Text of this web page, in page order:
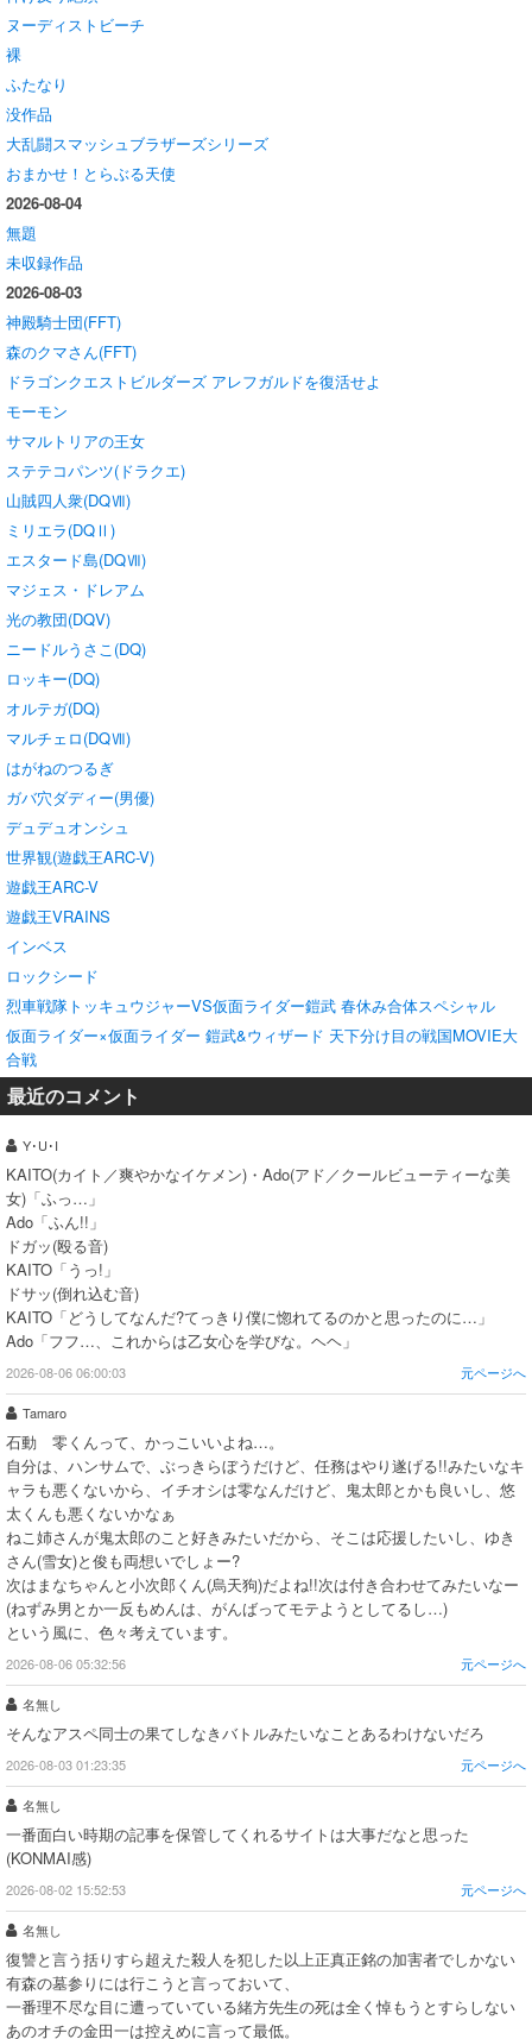
ヌーディストビーチ
裸
ふたなり
没作品
大乱闘スマッシュブラザーズシリーズ
おまかせ！とらぶる天使
2026-08-04
無題
未収録作品
2026-08-03
神殿騎士団(FFT)
森のクマさん(FFT)
ドラゴンクエストビルダーズ アレフガルドを復活せよ
モーモン
サマルトリアの王女
ステテコパンツ(ドラクエ)
山賊四人衆(DQⅦ)
ミリエラ(DQⅡ)
エスタード島(DQⅦ)
マジェス・ドレアム
光の教団(DQV)
ニードルうさこ(DQ)
ロッキー(DQ)
オルテガ(DQ)
マルチェロ(DQⅦ)
はがねのつるぎ
ガバ穴ダディー(男優)
デュデュオンシュ
世界観(遊戯王ARC-V)
遊戯王ARC-V
遊戯王VRAINS
インベス
ロックシード
烈車戦隊トッキュウジャーVS仮面ライダー鎧武 春休み合体スペシャル
仮面ライダー×仮面ライダー 鎧武&ウィザード 天下分け目の戦国MOVIE大
合戦
最近のコメント
Y･U･I
KAITO(カイト／爽やかなイケメン)・Ado(アド／クールビューティーな美
女)「ふっ…」
Ado「ふん!!」
ドガッ(殴る音)
KAITO「うっ!」
ドサッ(倒れ込む音)
KAITO「どうしてなんだ?てっきり僕に惚れてるのかと思ったのに…」
Ado「フフ…、これからは乙女心を学びな。ヘヘ」
2026-08-06 06:00:03 元ページへ
Tamaro
石動 零くんって、かっこいいよね…。
自分は、ハンサムで、ぶっきらぼうだけど、任務はやり遂げる!!みたいなキ
ャラも悪くないから、イチオシは零なんだけど、鬼太郎とかも良いし、悠
太くんも悪くないかなぁ
ねこ姉さんが鬼太郎のこと好きみたいだから、そこは応援したいし、ゆき
さん(雪女)と俊も両想いでしょー?
次はまなちゃんと小次郎くん(烏天狗)だよね!!次は付き合わせてみたいなー
(ねずみ男とか一反もめんは、がんばってモテようとしてるし…)
という風に、色々考えています。
2026-08-06 05:32:56 元ページへ
名無し
そんなアスペ同士の果てしなきバトルみたいなことあるわけないだろ
2026-08-03 01:23:35 元ページへ
名無し
一番面白い時期の記事を保管してくれるサイトは大事だなと思った
(KONMAI感)
2026-08-02 15:52:53 元ページへ
名無し
復讐と言う括りすら超えた殺人を犯した以上正真正銘の加害者でしかない
有森の墓参りには行こうと言っておいて、
一番理不尽な目に遭っていている緒方先生の死は全く悼もうとすらしない
あのオチの金田一は控えめに言って最低。